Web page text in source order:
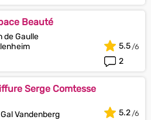
Beauté
de Gaulle
2
5.5
Serge Comtesse
Vandenberg
5.2